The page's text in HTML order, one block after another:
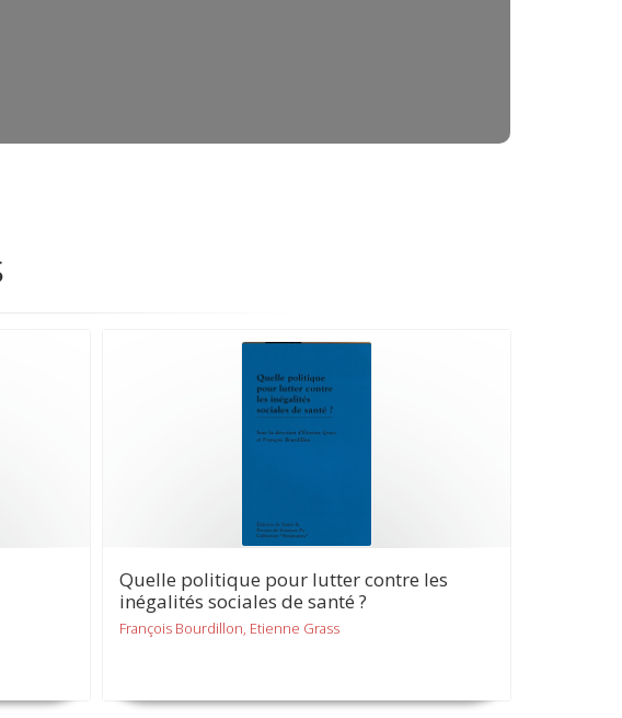
Quelle politique pour lutter contre les
inégalités sociales de santé ?
François Bourdillon, Etienne Grass